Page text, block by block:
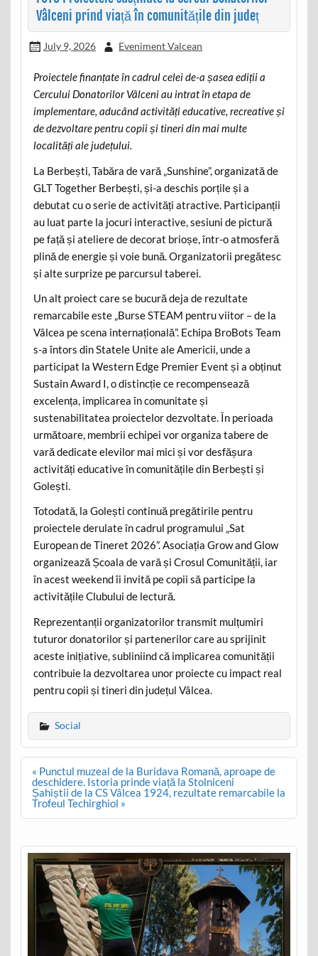
Vâlceni prind viață în comunitățile din județ
July 9, 2026 Eveniment Valcean
Proiectele finanțate în cadrul celei de-a șasea ediții a
Cercului Donatorilor Vâlceni au intrat în etapa de
implementare, aducând activități educative, recreative și
de dezvoltare pentru copii și tineri din mai multe
localități ale județului.
La Berbești, Tabăra de vară „Sunshine”, organizată de
GLT Together Berbești, și-a deschis porțile și a
debutat cu o serie de activități atractive. Participanții
au luat parte la jocuri interactive, sesiuni de pictură
pe față și ateliere de decorat brioșe, într-o atmosferă
plină de energie și voie bună. Organizatorii pregătesc
și alte surprize pe parcursul taberei.
Un alt proiect care se bucură deja de rezultate
remarcabile este „Burse STEAM pentru viitor – de la
Vâlcea pe scena internațională”. Echipa BroBots Team
s-a întors din Statele Unite ale Americii, unde a
participat la Western Edge Premier Event și a obținut
Sustain Award I, o distincție ce recompensează
excelența, implicarea în comunitate și
sustenabilitatea proiectelor dezvoltate. În perioada
următoare, membrii echipei vor organiza tabere de
vară dedicate elevilor mai mici și vor desfășura
activități educative în comunitățile din Berbești și
Golești.
Totodată, la Golești continuă pregătirile pentru
proiectele derulate în cadrul programului „Sat
European de Tineret 2026”. Asociația Grow and Glow
organizează Școala de vară și Crosul Comunității, iar
în acest weekend îi invită pe copii să participe la
activitățile Clubului de lectură.
Reprezentanții organizatorilor transmit mulțumiri
tuturor donatorilor și partenerilor care au sprijinit
aceste inițiative, subliniind că implicarea comunității
contribuie la dezvoltarea unor proiecte cu impact real
pentru copii și tineri din județul Vâlcea.
Social
Post
navigation
« Punctul muzeal de la Buridava Romană, aproape de
deschidere. Istoria prinde viață la Stolniceni
Șahiștii de la CS Vâlcea 1924, rezultate remarcabile la
Trofeul Techirghiol »